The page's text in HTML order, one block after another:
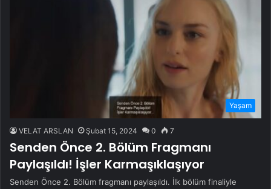
Yaşam
VELAT ARSLAN Şubat 15, 2024 0 7
Senden Önce 2. Bölüm Fragmanı
Paylaşıldı! İşler Karmaşıklaşıyor
Senden Önce 2. Bölüm fragmanı paylaşıldı. İlk bölüm finaliyle